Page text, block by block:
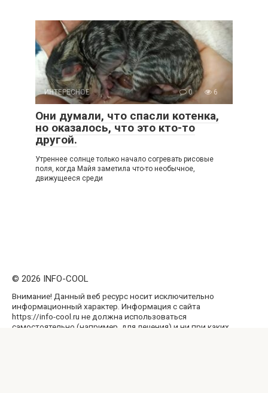
ИНТЕРЕСНОЕ 0 6
Они думали, что спасли котенка,
но оказалось, что это кто-то
другой.
Утреннее солнце только начало согревать рисовые
поля, когда Майя заметила что-то необычное,
движущееся среди
© 2026 INFO-COOL
Внимание! Данный веб ресурс носит исключительно
информационный характер. Информация с сайта
https://info-cool.ru не должна использоваться
самостоятельно (например, для лечения) и ни при каких